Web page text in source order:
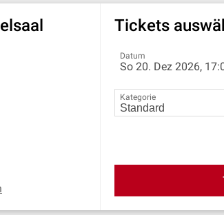
Tickets
Datum
So 20. Dez 2026,
Kategorie